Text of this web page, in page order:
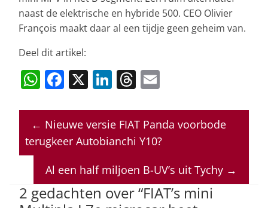
naast de elektrische en hybride 500. CEO Olivier
François maakt daar al een tijdje geen geheim van.
Deel dit artikel:
W
h
at
s
A
p
p
F
a
c
e
o
o
X Li
n
k
e
n
T
h
re
a
s
ai
l
← Nieuwe versie FIAT Panda voorbode
terugkeer Autobianchi Y10?
Al een half miljoen B-UV’s uit Tychy →
2 gedachten over “FIAT’s mini